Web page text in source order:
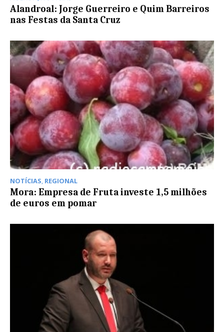
Alandroal: Jorge Guerreiro e Quim Barreiros
nas Festas da Santa Cruz
NOTÍCIAS, REGIONAL
Mora: Empresa de Fruta investe 1,5 milhões
de euros em pomar